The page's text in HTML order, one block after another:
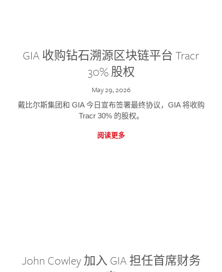
GIA 收购钻石溯源区块链平台 Tracr
30% 股权
May 29, 2026
戴比尔斯集团和 GIA 今日宣布签署最终协议，GIA 将收购
Tracr 30% 的股权。
阅读更多
John Cowley 加入 GIA 担任首席财务